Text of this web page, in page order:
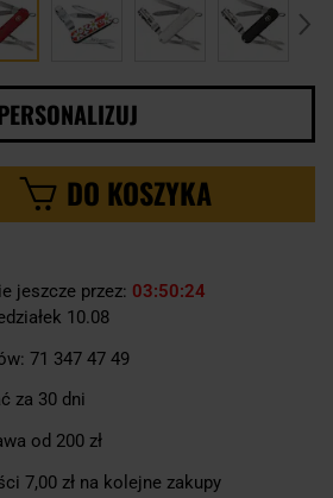
DO KOSZYKA
jeszcze przez: 03 50 23
10.08
71 347 47 49
za 30 dni
od 200 zł
7,00 zł na kolejne zakupy